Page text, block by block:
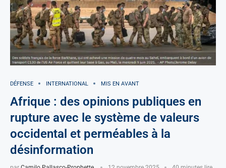
DÉFENSE INTERNATIONAL MIS EN AVANT
Afrique : des opinions publiques en
rupture avec le système de valeurs
occidental et perméables à la
désinformation